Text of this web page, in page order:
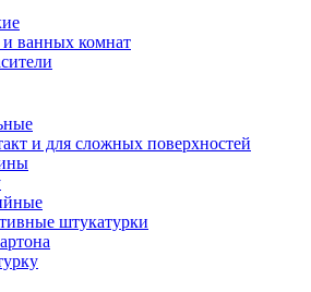
и ванных комнат
и для сложных поверхностей
штукатурки